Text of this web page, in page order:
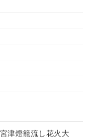
津燈籠流し花火大